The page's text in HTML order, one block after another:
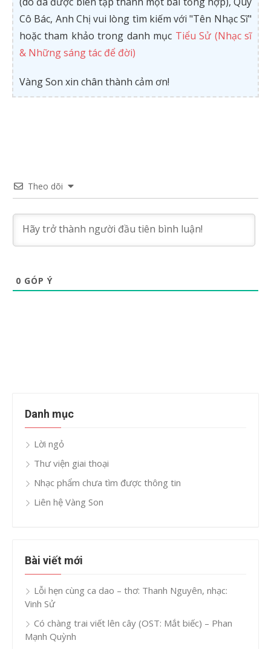
Cô Bác, Anh Chị vui lòng tìm kiếm với "Tên Nhạc Sĩ"
hoặc tham khảo trong danh mục Tiểu Sử (Nhạc sĩ
& Những sáng tác để đời)
Vàng Son xin chân thành cảm ơn!
Theo dõi
0 GÓP Ý
Danh mục
Lời ngỏ
Thư viện giai thoại
Nhạc phẩm chưa tìm được thông tin
Liên hệ Vàng Son
Bài viết mới
Lỗi hẹn cùng ca dao – thơ: Thanh Nguyên, nhạc:
Vinh Sử
Có chàng trai viết lên cây (OST: Mắt biếc) – Phan
Mạnh Quỳnh